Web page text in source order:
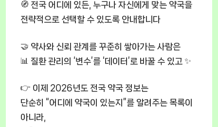
🧭 전국 어디에 있든, 누구나 자신에게 맞는 약국을
전략적으로 선택할 수 있도록 안내합니다
🤝 약사와 신뢰 관계를 꾸준히 쌓아가는 사람은
📊 질환 관리의 ‘변수’를 ‘데이터’로 바꿀 수 있고 ✨
👉 이제 2026년도 전국 약국 정보는
단순히 “어디에 약국이 있는지”를 알려주는 목록이
아니라,